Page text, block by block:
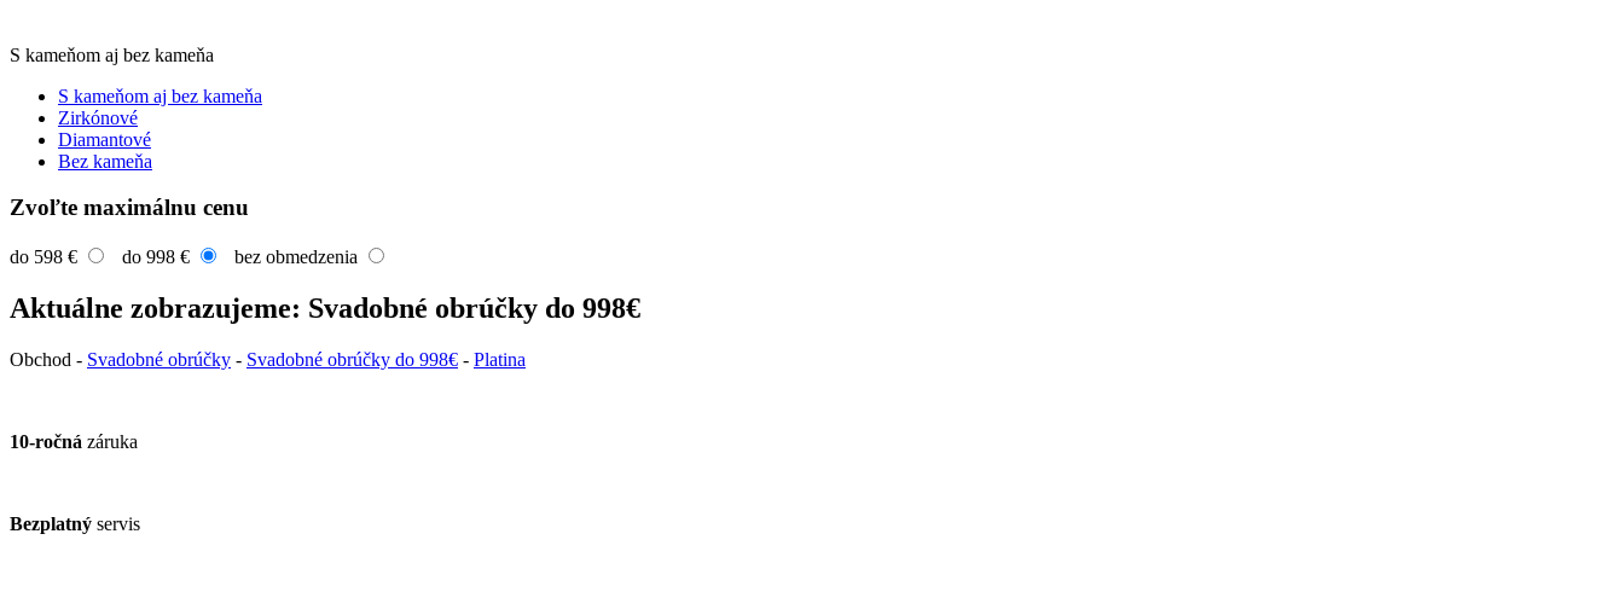
S kameňom aj bez kameňa
S kameňom aj bez kameňa
Zirkónové
Diamantové
Bez kameňa
Zvoľte maximálnu cenu
do 598 € do 998 € bez obmedzenia
Aktuálne zobrazujeme: Svadobné obrúčky do 998€
Obchod - Svadobné obrúčky - Svadobné obrúčky do 998€ - Platina
10-ročná záruka
Bezplatný servis